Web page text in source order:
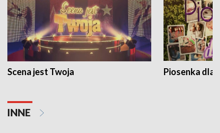
Scena jest Twoja Piosenka dla
INNE